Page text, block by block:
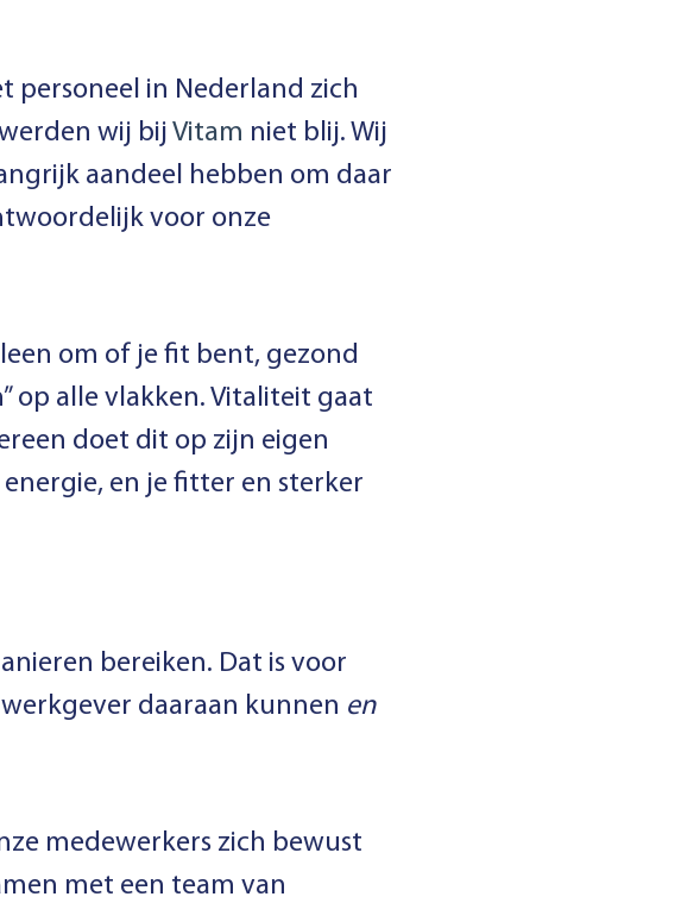
personeel in Nederland zich
wij bij Vitam niet blij. Wij
aandeel hebben om daar
voor onze
om of je fit bent, gezond
op alle vlakken. Vitaliteit gaat
doet dit op zijn eigen
en je fitter en sterker
bereiken. Dat is voor
daaraan kunnen en
medewerkers zich bewust
met een team van